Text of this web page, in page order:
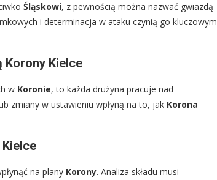
Śląskowi, z pewnością można nazwać gwiazdą
i determinacja w ataku czynią go kluczowym
Korony Kielce
w Koronie, to każda drużyna pracuje nad
zmiany w ustawieniu wpłyną na to, jak Korona
na plany Korony. Analiza składu musi